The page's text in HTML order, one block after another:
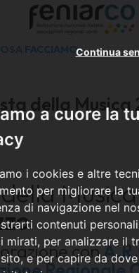
a cuore la
i cookies e altre
per migliorare la
di navigazione nel
contenuti
mirati, per analizzare il
e per capire da
Continua
FACCIAMO
della Musica
con